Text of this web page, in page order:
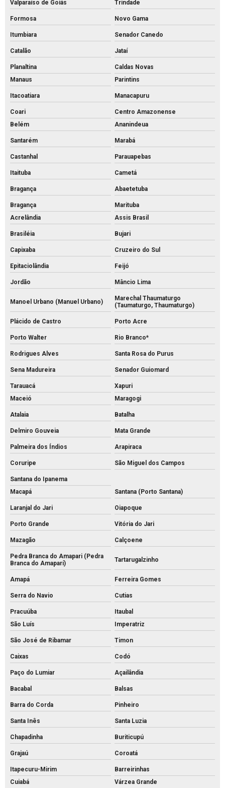
Valparaíso de Goiás Trindade
Formosa Novo Gama
Itumbiara Senador Canedo
Catalão Jataí
Planaltina
Caldas Novas
Manaus
Parintins
Itacoatiara Manacapuru
Coari
Centro Amazonense
Belém
Ananindeua
Santarém Marabá
Castanhal Parauapebas
Itaituba Cametá
Bragança Abaetetuba
Bragança
Marituba
Acrelândia
Assis Brasil
Brasiléia Bujari
Capixaba Cruzeiro do Sul
Epitaciolândia Feijó
Jordão Mâncio Lima
Manoel Urbano (Manuel Urbano)
Marechal Thaumaturgo
(Taumaturgo, Thaumaturgo)
Plácido de Castro Porto Acre
Porto Walter Rio Branco*
Rodrigues Alves Santa Rosa do Purus
Sena Madureira Senador Guiomard
Tarauacá
Xapuri
Maceió
Maragogi
Atalaia Batalha
Delmiro Gouveia Mata Grande
Palmeira dos Índios Arapiraca
Coruripe São Miguel dos Campos
Santana do Ipanema
Macapá
Santana (Porto Santana)
Laranjal do Jari Oiapoque
Porto Grande Vitória do Jari
Mazagão Calçoene
Pedra Branca do Amapari (Pedra
Branca do Amaparí)
Tartarugalzinho
Amapá Ferreira Gomes
Serra do Navio Cutias
Pracuúba
Itaubal
São Luís
Imperatriz
São José de Ribamar Timon
Caixas Codó
Paço do Lumiar Açailândia
Bacabal Balsas
Barra do Corda Pinheiro
Santa Inês Santa Luzia
Chapadinha Buriticupú
Grajaú Coroatá
Itapecuru-Mirim
Barreirinhas
Cuiabá
Várzea Grande